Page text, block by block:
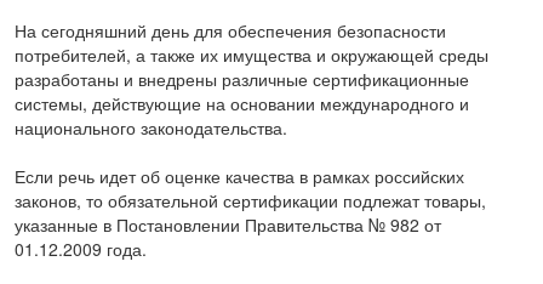
На сегодняшний день для обеспечения безопасности
потребителей, а также их имущества и окружающей среды
разработаны и внедрены различные сертификационные
системы, действующие на основании международного и
национального законодательства.
Если речь идет об оценке качества в рамках российских
законов, то обязательной сертификации подлежат товары,
указанные в Постановлении Правительства № 982 от
01.12.2009 года.